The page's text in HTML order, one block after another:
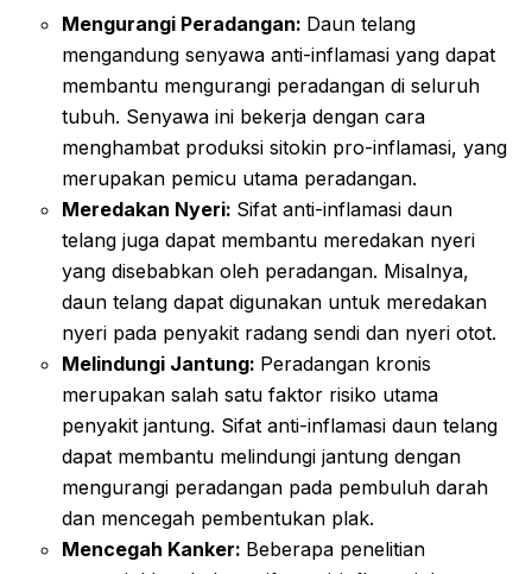
Mengurangi Peradangan: Daun telang
mengandung senyawa anti-inflamasi yang dapat
membantu mengurangi peradangan di seluruh
tubuh. Senyawa ini bekerja dengan cara
menghambat produksi sitokin pro-inflamasi, yang
merupakan pemicu utama peradangan.
Meredakan Nyeri: Sifat anti-inflamasi daun
telang juga dapat membantu meredakan nyeri
yang disebabkan oleh peradangan. Misalnya,
daun telang dapat digunakan untuk meredakan
nyeri pada penyakit radang sendi dan nyeri otot.
Melindungi Jantung: Peradangan kronis
merupakan salah satu faktor risiko utama
penyakit jantung. Sifat anti-inflamasi daun telang
dapat membantu melindungi jantung dengan
mengurangi peradangan pada pembuluh darah
dan mencegah pembentukan plak.
Mencegah Kanker: Beberapa penelitian